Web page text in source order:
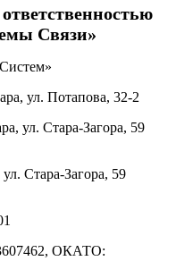
Связи»
ул. Потапова, 32-2
ул. Стара-Загора, 59
Стара-Загора, 59
ОКАТО: